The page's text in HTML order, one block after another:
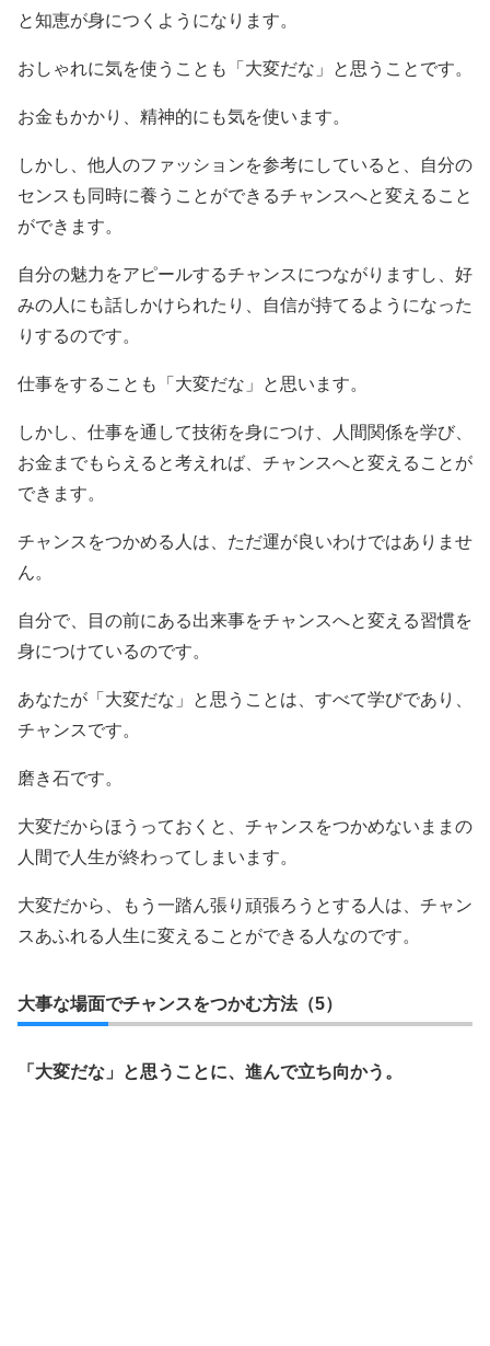
と知恵が身につくようになります。
おしゃれに気を使うことも「大変だな」と思うことです。
お金もかかり、精神的にも気を使います。
しかし、他人のファッションを参考にしていると、自分の
センスも同時に養うことができるチャンスへと変えること
ができます。
自分の魅力をアピールするチャンスにつながりますし、好
みの人にも話しかけられたり、自信が持てるようになった
りするのです。
仕事をすることも「大変だな」と思います。
しかし、仕事を通して技術を身につけ、人間関係を学び、
お金までもらえると考えれば、チャンスへと変えることが
できます。
チャンスをつかめる人は、ただ運が良いわけではありませ
ん。
自分で、目の前にある出来事をチャンスへと変える習慣を
身につけているのです。
あなたが「大変だな」と思うことは、すべて学びであり、
チャンスです。
磨き石です。
大変だからほうっておくと、チャンスをつかめないままの
人間で人生が終わってしまいます。
大変だから、もう一踏ん張り頑張ろうとする人は、チャン
スあふれる人生に変えることができる人なのです。
大事な場面でチャンスをつかむ方法（5）
「大変だな」と思うことに、進んで立ち向かう。